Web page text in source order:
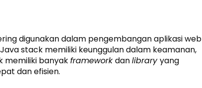
digunakan dalam pengembangan aplikasi web
stack memiliki keunggulan dalam keamanan,
memiliki banyakframeworkdanlibraryyang
dan efisien.